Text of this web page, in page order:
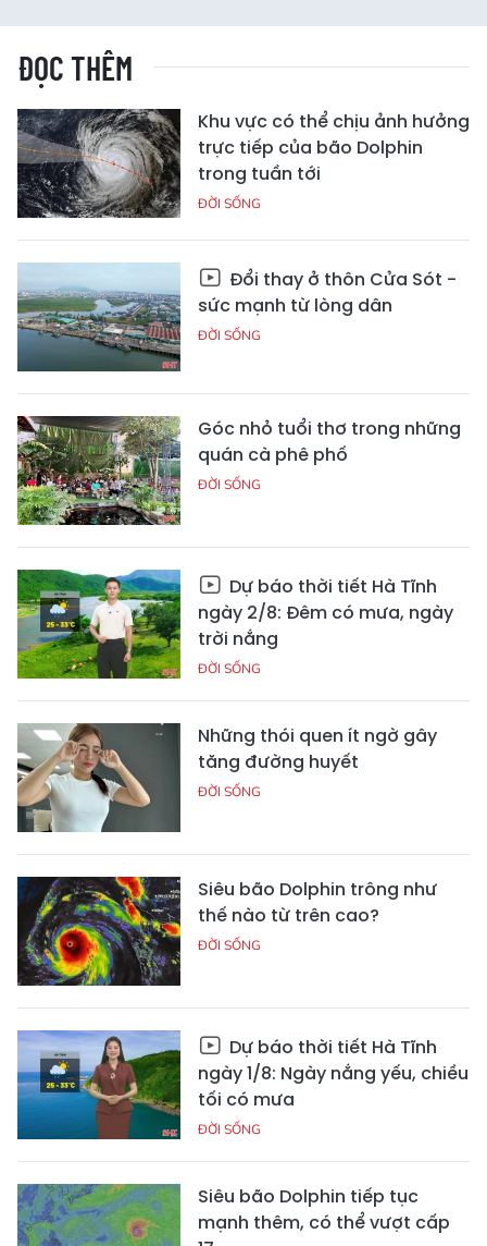
ĐỌC THÊM
Khu vực có thể chịu ảnh hưởng
trực tiếp của bão Dolphin
trong tuần tới
ĐỜI SỐNG
Đổi thay ở thôn Cửa Sót -
sức mạnh từ lòng dân
ĐỜI SỐNG
Góc nhỏ tuổi thơ trong những
quán cà phê phố
ĐỜI SỐNG
Dự báo thời tiết Hà Tĩnh
ngày 2/8: Đêm có mưa, ngày
trời nắng
ĐỜI SỐNG
Những thói quen ít ngờ gây
tăng đường huyết
ĐỜI SỐNG
Siêu bão Dolphin trông như
thế nào từ trên cao?
ĐỜI SỐNG
Dự báo thời tiết Hà Tĩnh
ngày 1/8: Ngày nắng yếu, chiều
tối có mưa
ĐỜI SỐNG
Siêu bão Dolphin tiếp tục
mạnh thêm, có thể vượt cấp